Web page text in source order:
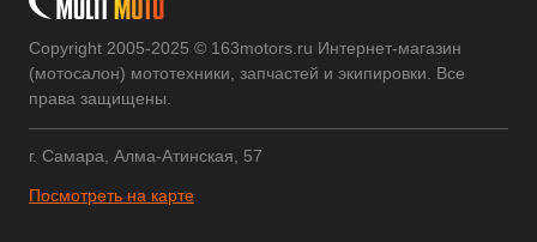
Copyright 2005-2025 © 163motors.ru Интернет-магазин
(мотосалон) мототехники, запчастей и экипировки. Все
права защищены.
г. Самара, Алма-Атинская, 57
Посмотреть на карте